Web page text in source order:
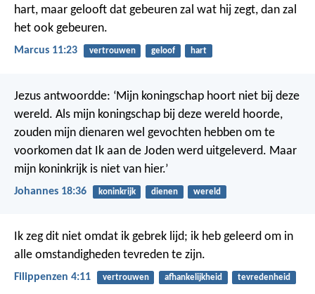
hart, maar gelooft dat gebeuren zal wat hij zegt, dan zal
het ook gebeuren.
Marcus 11:23 vertrouwen geloof hart
Jezus antwoordde: ‘Mijn koningschap hoort niet bij deze
wereld. Als mijn koningschap bij deze wereld hoorde,
zouden mijn dienaren wel gevochten hebben om te
voorkomen dat Ik aan de Joden werd uitgeleverd. Maar
mijn koninkrijk is niet van hier.’
Johannes 18:36 koninkrijk dienen wereld
Ik zeg dit niet omdat ik gebrek lijd; ik heb geleerd om in
alle omstandigheden tevreden te zijn.
Filippenzen 4:11 vertrouwen afhankelijkheid tevredenheid